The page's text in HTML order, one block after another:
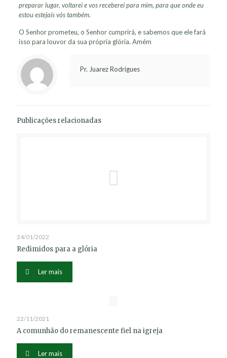
preparar lugar, voltarei e vos receberei para mim, para que onde eu
estou estejais vós também.
O Senhor prometeu, o Senhor cumprirá, e sabemos que ele fará
isso para louvor da sua própria glória. Amém
Pr. Juarez Rodrigues
Publicações relacionadas
24/01/2022
Redimidos para a glória
Ler mais
22/11/2021
A comunhão do remanescente fiel na igreja
Ler mais